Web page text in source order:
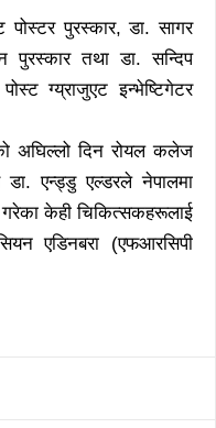
पोस्टर पुरस्कार, डा. सागर
पुरस्कार तथा डा. सन्दिप
ग्य्राजुएट इन्भेष्टिगेटर
अघिल्लो दिन रोयल कलेज
एन्ड्डु एल्डरले नेपालमा
गरेका केही चिकित्सकहरूलाई
एडिनबरा (एफआरसिपी